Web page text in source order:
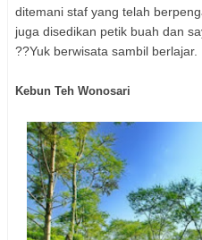
ditemani staf yang telah
juga disedikan petik buah dan
??Yuk berwisata sambil berlajar.
Kebun Teh Wonosari